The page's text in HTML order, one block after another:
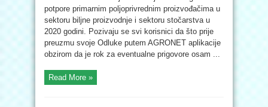
potpore primarnim poljoprivrednim proizvođačima u
sektoru biljne proizvodnje i sektoru stočarstva u
2020 godini. Pozivaju se svi korisnici da što prije
preuzmu svoje Odluke putem AGRONET aplikacije
obzirom da je rok za eventualne prigovore osam ...
Read More »